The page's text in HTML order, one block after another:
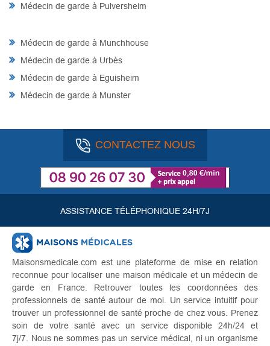
Médecin de garde à Pulversheim
Médecin de garde à Munchhouse
Médecin de garde à Urbès
Médecin de garde à Eguisheim
Médecin de garde à Munster
CONTACTEZ NOUS
ASSISTANCE TÉLÉPHONIQUE 24H/7J
Maisonsmedicale.com est une plateforme de mise en relation
reconnue pour localiser une maison médicale et un médecin de
garde en France. Retrouver toutes les coordonnées des
professionnels de santé autour de moi. Un service intuitif pour
trouver un professionnel de santé proche de chez vous. Prenez
soin de votre santé avec un service disponible 24h/24 et
7j/7. Nous ne sommes pas un service médical, ni un organisme